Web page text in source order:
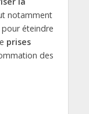
notamment
pour éteindre
prises
des